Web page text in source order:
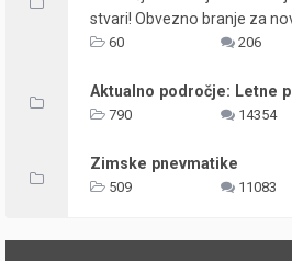
stvari! Obvezno branje za
60 206
Aktualno področje: Letne
790 14354
Zimske pnevmatike
509 11083